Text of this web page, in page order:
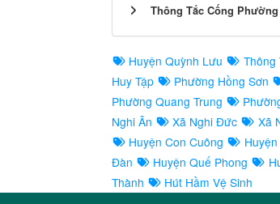
Thông Tắc Cống
Huyện Quỳnh Lưu Thông
Huy Tập
Phường Hồng Sơn
Phường Quang Trung
Nghi Ân
Xã Nghi Đức Xã
Huyện Con Cuông
Đàn
Huyện Quế Phong
Thành
Hút Hầm Vệ Sinh